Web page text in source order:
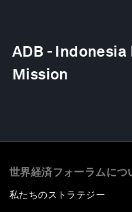
ADB -
Mission
世界経済フォーラムにつ
私たちのストラテジー